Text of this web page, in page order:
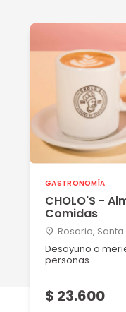
GASTRONOMÍA
CHOLO'S -
Comidas
Rosario, Santa
Desayuno o
personas
$ 23.600